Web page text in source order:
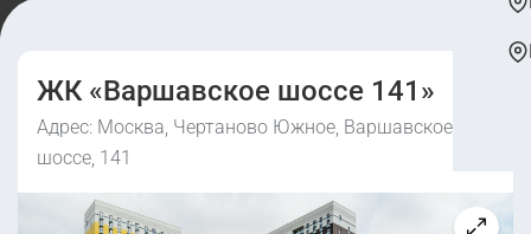
ЖК «Варшавское шоссе 141»
Адрес: Москва, Чертаново Южное, Варшавское
шоссе, 141